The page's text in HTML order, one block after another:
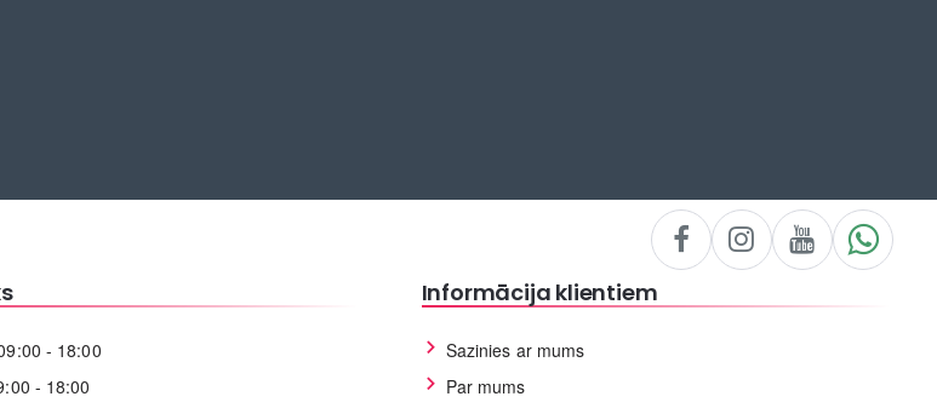
- 18:00
- 18:00
Informācija klientiem
Sazinies ar mums
Par mums